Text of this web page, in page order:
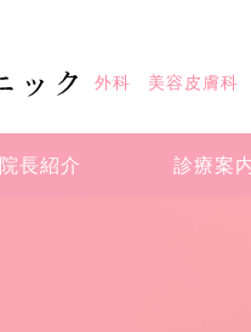
外科 美容皮膚科
院長紹介 診療案